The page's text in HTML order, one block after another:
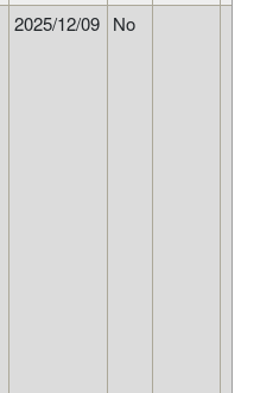
2025/12/09 No